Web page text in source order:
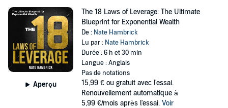
Aperçu
The 18 Laws of Leverage: The Ultimate
Blueprint for Exponential Wealth
De : Nate Hambrick
Lu par : Nate Hambrick
Durée : 6 h et 30 min
Langue : Anglais
Pas de notations
15,99 € ou gratuit avec l'essai.
Renouvellement automatique à
5,99 €/mois après l'essai. Voir